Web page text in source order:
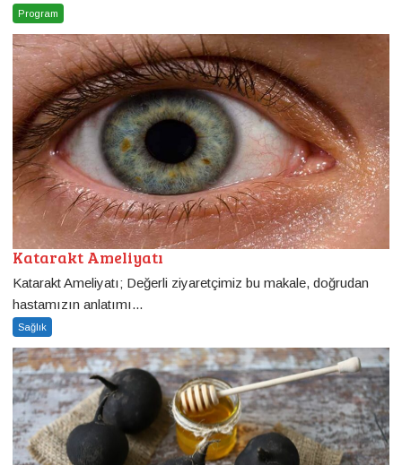
Program
Katarakt Ameliyatı
Katarakt Ameliyatı; Değerli ziyaretçimiz bu makale, doğrudan
hastamızın anlatımı...
Sağlık